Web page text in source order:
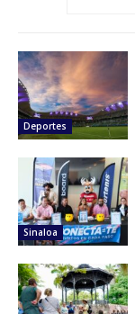
Deportes
Sinaloa